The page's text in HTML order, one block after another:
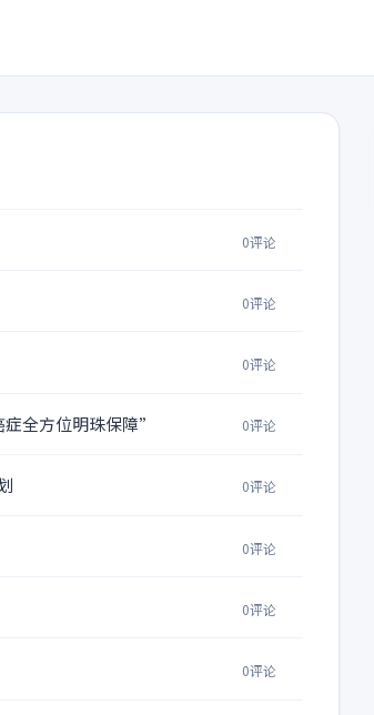
0评论
0评论
0评论
全方位明珠保障” 0评论
0评论
0评论
0评论
0评论